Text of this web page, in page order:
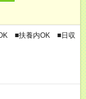
■扶養内OK ■日収